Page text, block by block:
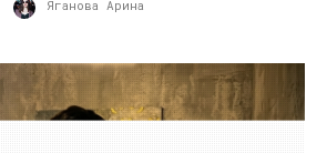
Яганова Арина